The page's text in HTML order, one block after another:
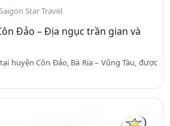
Star Travel
Đảo – Địa ngục trần gian và
huyện Côn Đảo, Bà Rịa – Vũng Tàu, được